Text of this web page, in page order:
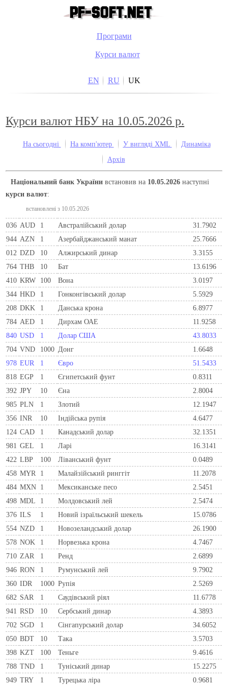
Програми
Курси валют
EN RU UK
Курси валют НБУ на 10.05.2026 р.
На сьогодні На комп'ютер У вигляді XML
Динаміка
Архів
Національний банк України встановив на 10.05.2026 наступні
курси валют:
встановлені з 10.05.2026
036 AUD 1 Австралійський долар
31.7902
944 AZN 1 Азербайджанський манат
25.7666
012 DZD 10 Алжирський динар
3.3155
764 THB 10 Бат
13.6196
410 KRW 100 Вона
3.0197
344 HKD 1 Гонконгівський долар
5.5929
208 DKK 1 Данська крона
6.8977
784 AED 1 Дирхам ОАЕ
11.9258
840 USD 1 Долар США
43.8033
704 VND 1000 Донг
1.6648
978 EUR 1 Євро
51.5433
818 EGP 1 Єгипетський фунт
0.8311
392 JPY 10 Єна
2.8004
985 PLN 1 Злотий
12.1947
356 INR 10 Індійська рупія
4.6477
124 CAD 1 Канадський долар
32.1351
981 GEL 1 Ларi
16.3141
422 LBP 100 Ліванський фунт
0.0489
458 MYR 1 Малайзійський ринггіт
11.2078
484 MXN 1 Мексиканське песо
2.5451
498 MDL 1 Молдовський лей
2.5474
376 ILS 1 Новий ізраїльський шекель
15.0786
554 NZD 1 Новозеландський долар
26.1900
578 NOK 1 Норвезька крона
4.7467
710 ZAR 1 Ренд
2.6899
946 RON 1 Румунський лей
9.7902
360 IDR 1000 Рупія
2.5269
682 SAR 1 Саудівський ріял
11.6778
941 RSD 10 Сербський динар
4.3893
702 SGD 1 Сінгапурський долар
34.6052
050 BDT 10 Така
3.5703
398 KZT 100 Теньге
9.4616
788 TND 1 Туніський динар
15.2275
949 TRY 1 Турецька ліра 0.9681